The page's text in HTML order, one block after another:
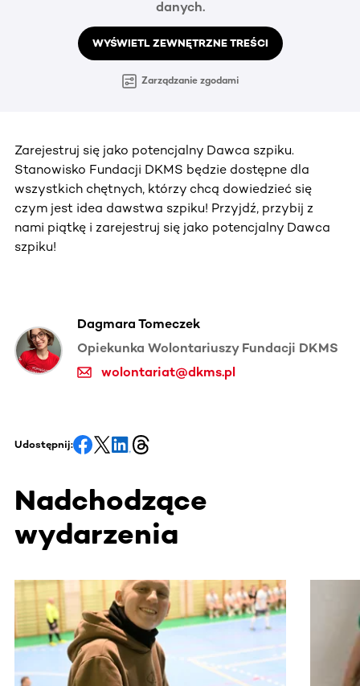
danych.
WYŚWIETL ZEWNĘTRZNE TREŚCI
Zarządzanie zgodami
Zarejestruj się jako potencjalny Dawca szpiku.
Stanowisko Fundacji DKMS będzie dostępne dla
wszystkich chętnych, którzy chcą dowiedzieć się
czym jest idea dawstwa szpiku! Przyjdź, przybij z
nami piątkę i zarejestruj się jako potencjalny Dawca
szpiku!
Dagmara Tomeczek
Opiekunka Wolontariuszy Fundacji DKMS
wolontariat@dkms.pl
Udostępnij:
Nadchodzące
wydarzenia
Ta sekcja zawiera treści przewijane w poziomie. Użyj